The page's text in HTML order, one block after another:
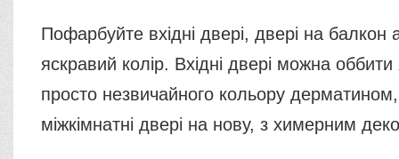
Пофарбуйте вхідні двері, двері на балкон
яскравий колір. Вхідні двері можна
просто незвичайного кольору
міжкімнатні двері на нову, з химерним